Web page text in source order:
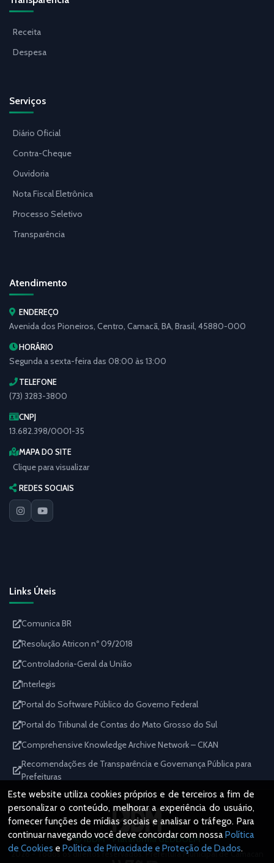
Receita
Despesa
Serviços
Diário Oficial
Contra-Cheque
Ouvidoria
Nota Fiscal Eletrônica
Processo Seletivo
Transparência
Atendimento
ENDEREÇO
Avenida dos Pioneiros, Centro, Camacã, BA, Brasil, 45880-000
HORÁRIO
Segunda a sexta-feira das 08:00 às 13:00
TELEFONE
(73) 3283-3800
CNPJ
13.682.398/0001-35
MAPA DO SITE
Clique para visualizar
REDES SOCIAIS
Links Úteis
Comunica BR
Resolução Atricon nº 09/2018
Controladoria-Geral da União
Interlegis
Portal do Software Público do Governo Federal
Portal do Tribunal de Contas do Mato Grosso do Sul
Comprehensive Knowledge Archive Network – CKAN
Recomendações de Transparência e Governança Pública para
Prefeituras
IBDM - Plataforma GEDDOEM
2026 - Todos os direitos reservados. Prefeitura Municipal de Camacan
Este website utiliza cookies próprios e de terceiros a fim de
personalizar o conteúdo, melhorar a experiência do usuário,
fornecer funções de mídias sociais e analisar o tráfego. Para
continuar navegando você deve concordar com nossaPolítica
de Cookies e Política de Privacidade e Proteção de Dados.